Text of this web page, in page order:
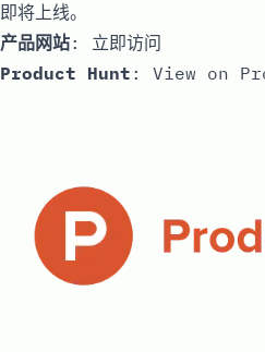
即将上线。
产品网站: 立即访问
Product Hunt : View on